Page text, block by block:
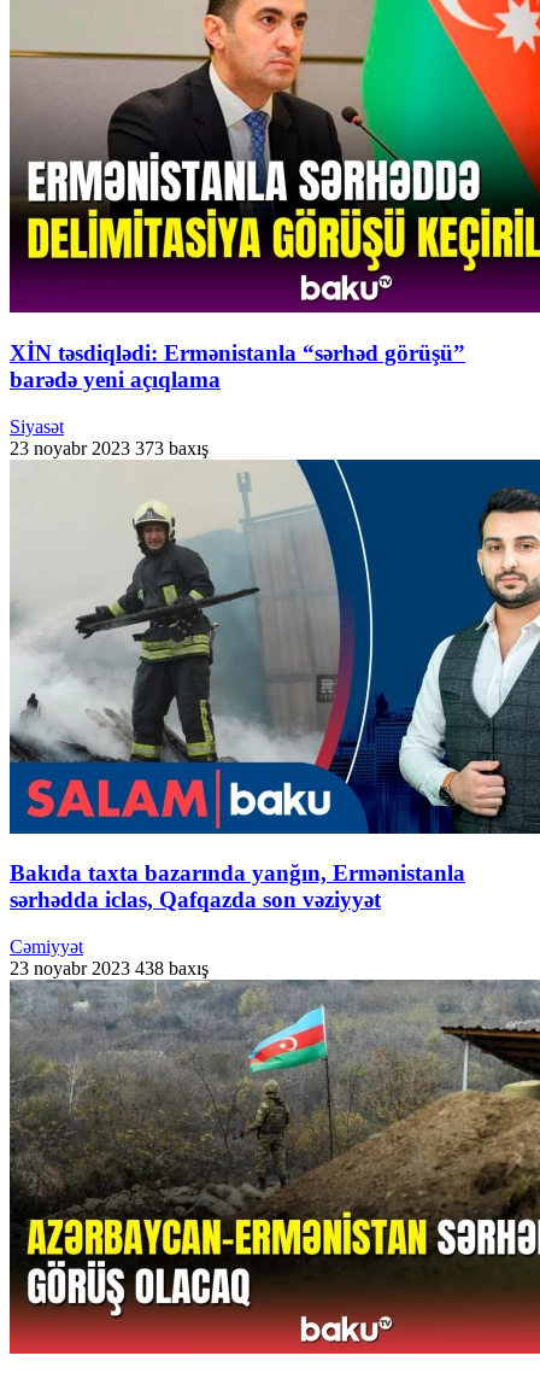
XİN təsdiqlədi: Ermənistanla “sərhəd görüşü”
barədə yeni açıqlama
Siyasət
23 noyabr 2023 373 baxış
Bakıda taxta bazarında yanğın, Ermənistanla
sərhədda iclas, Qafqazda son vəziyyət
Cəmiyyət
23 noyabr 2023 438 baxış